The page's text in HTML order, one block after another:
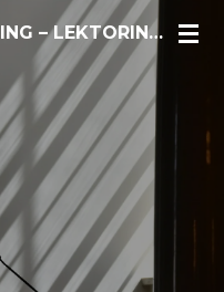
TEXTMANUFAKTUR KLING – LEKTORIN/AUTORIN